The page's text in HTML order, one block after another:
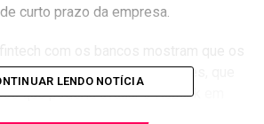
curto prazo da empresa.
estreia no mercado de ações, que
que poderia avaliar o Nubank em
LENDO NOTÍCIA